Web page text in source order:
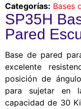
Categorías: Bases
SP35H
Pared
Base de pared
excelente
posición de
para sujetar en
capacidad de 30